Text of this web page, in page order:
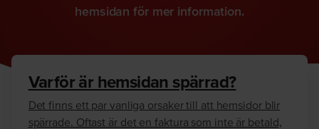
hemsidan för mer information.
Varför är hemsidan spärrad?
Det finns ett par vanliga orsaker till att hemsidor blir
spärrade. Oftast är det en faktura som inte är betald,